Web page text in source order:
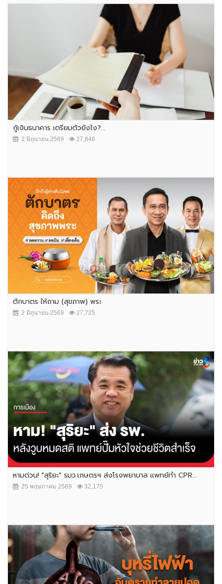
กู้เงินธนาคาร เตรียมตัวยังไง?...
2 มิถุนายน 2569 27,846
ตักบาตร ให้ถาม (สุขภาพ) พระ
2 มิถุนายน 2569 27,725
หามด่วน! "สุริยะ" รมว.เกษตรฯ ส่งโรงพยาบาล แพทย์ทำ CPR...
25 พฤษภาคม 2569 32,175